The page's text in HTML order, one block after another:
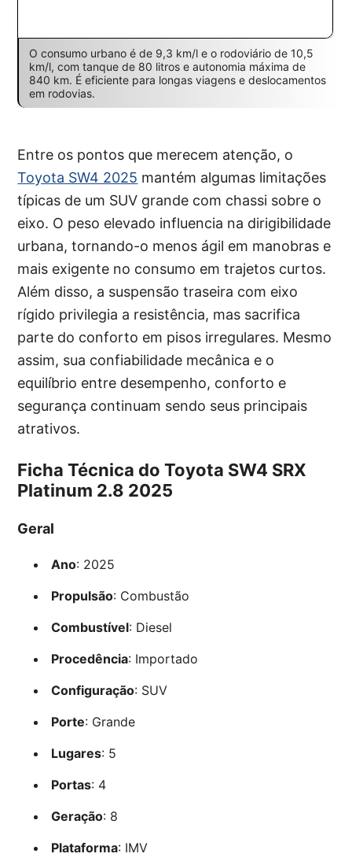
O consumo urbano é de 9,3 km/l e o rodoviário de 10,5
km/l, com tanque de 80 litros e autonomia máxima de
840 km. É eficiente para longas viagens e deslocamentos
em rodovias.
Entre os pontos que merecem atenção, o
Toyota SW4 2025 mantém algumas limitações
típicas de um SUV grande com chassi sobre o
eixo. O peso elevado influencia na dirigibilidade
urbana, tornando-o menos ágil em manobras e
mais exigente no consumo em trajetos curtos.
Além disso, a suspensão traseira com eixo
rígido privilegia a resistência, mas sacrifica
parte do conforto em pisos irregulares. Mesmo
assim, sua confiabilidade mecânica e o
equilíbrio entre desempenho, conforto e
segurança continuam sendo seus principais
atrativos.
Ficha Técnica do Toyota SW4 SRX
Platinum 2.8 2025
Geral
Ano: 2025
Propulsão: Combustão
Combustível: Diesel
Procedência: Importado
Configuração: SUV
Porte: Grande
Lugares: 5
Portas: 4
Geração: 8
Plataforma: IMV